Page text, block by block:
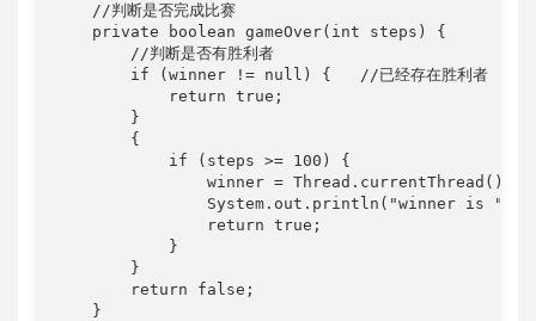
    //判断是否完成比赛
    private boolean gameOver(int steps) {
        //判断是否有胜利者
        if (winner != null) {   //已经存在胜利者
            return true;
        }
        {
            if (steps >= 100) {
winner =
System.out.println("winner is " +
                return true;
            }
        }
        return false;
    }